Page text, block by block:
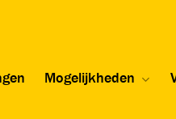
Mogelijkheden